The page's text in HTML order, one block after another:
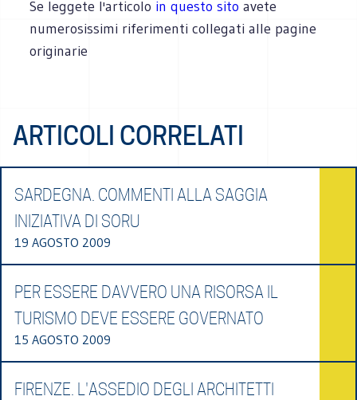
Se leggete l'articolo in questo sitoavete
numerosissimi riferimenti collegati alle pagine
originarie
ARTICOLI CORRELATI
SARDEGNA. COMMENTI ALLA SAGGIA
INIZIATIVA DI SORU
19 AGOSTO 2009
PER ESSERE DAVVERO UNA RISORSA IL
TURISMO DEVE ESSERE GOVERNATO
15 AGOSTO 2009
FIRENZE. L'ASSEDIO DEGLI ARCHITETTI